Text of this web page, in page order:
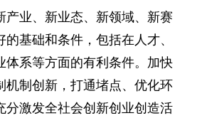
业、新业态、新领域、新赛
基础和条件，包括在人才、
体系等方面的有利条件。加快
制创新，打通堵点、优化环
分激发全社会创新创业创造活